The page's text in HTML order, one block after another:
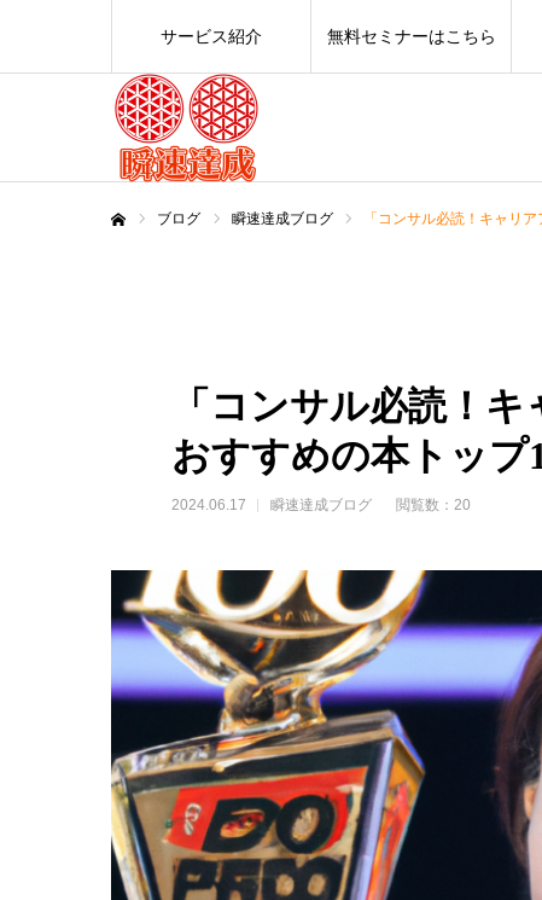
サービス紹介 無料セミナーはこちら
ブログ 瞬速達成ブログ 「コンサル必読！キャリ
「コンサル必読！
おすすめの本トップ
2024.06.17 瞬速達成ブログ 閲覧数：20